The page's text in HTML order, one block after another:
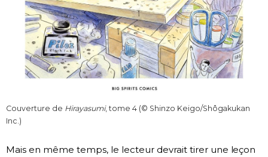
Couverture de Hirayasumi, tome 4 (© Shinzo Keigo/Shôgakukan
Inc.)
Mais en même temps, le lecteur devrait tirer une leçon